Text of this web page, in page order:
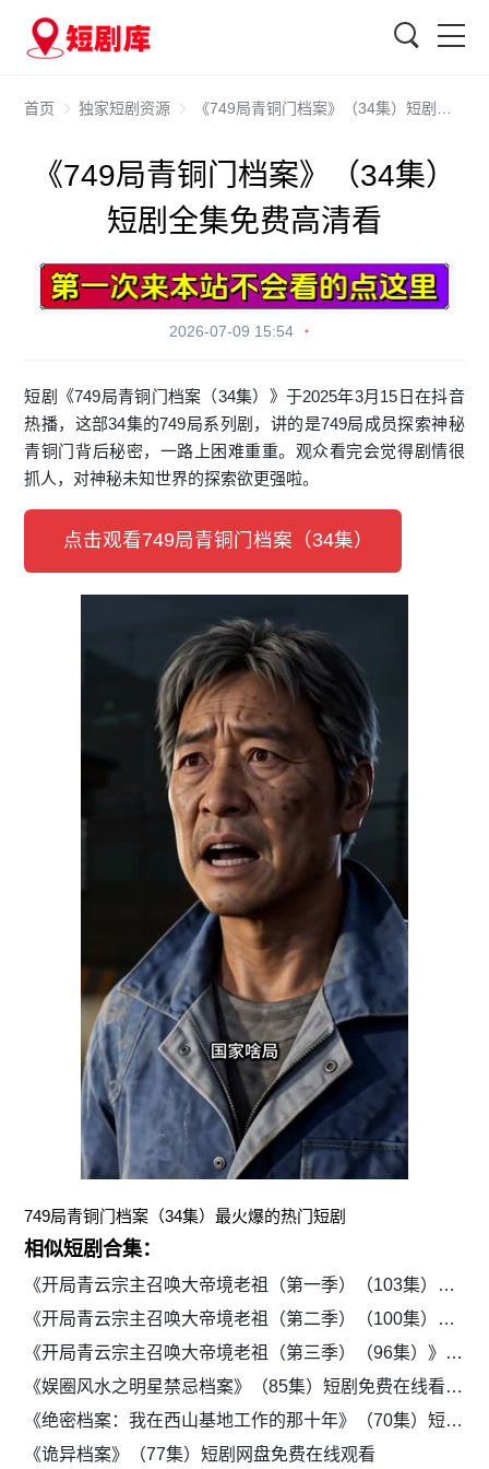
首页 独家短剧资源 《749局青铜门档案》（34集）短剧全集免费高清看
《749局青铜门档案》（34集）
短剧全集免费高清看
2026-07-09 15:54
短剧《749局青铜门档案（34集）》于2025年3月15日在抖音
热播，这部34集的749局系列剧，讲的是749局成员探索神秘
青铜门背后秘密，一路上困难重重。观众看完会觉得剧情很
抓人，对神秘未知世界的探索欲更强啦。
点击观看749局青铜门档案（34集）
749局青铜门档案（34集）最火爆的热门短剧
相似短剧合集：
《开局青云宗主召唤大帝境老祖（第一季）（103集）》短剧全集在线免费观赏
《开局青云宗主召唤大帝境老祖（第二季）（100集）》短剧免费在线全集欣赏
《开局青云宗主召唤大帝境老祖（第三季）（96集）》短剧完整版免费观看
《娱圈风水之明星禁忌档案》（85集）短剧免费在线看全集
《绝密档案：我在西山基地工作的那十年》（70集）短剧全集在线畅享
《诡异档案》（77集）短剧网盘免费在线观看